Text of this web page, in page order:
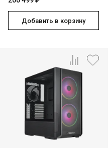
Добавить в корзину